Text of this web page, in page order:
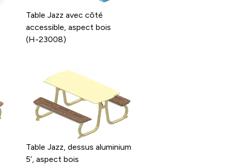
Table Jazz avec côté
accessible, aspect bois
(H-23008)
Table Jazz, dessus aluminium
5’, aspect bois